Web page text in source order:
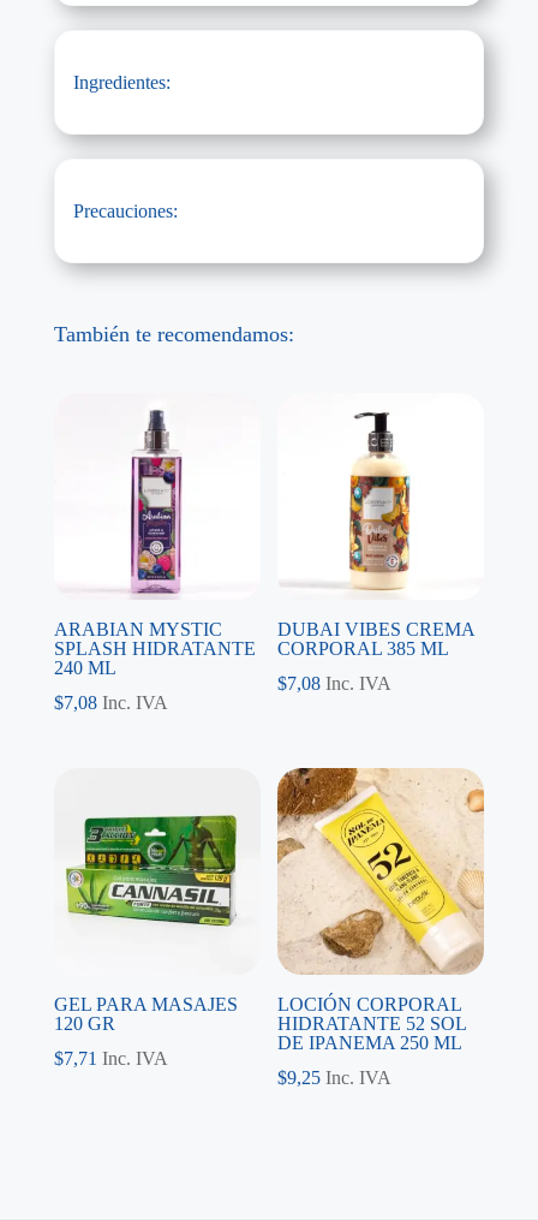
Ingredientes:
Precauciones:
También te recomendamos:
ARABIAN MYSTIC
SPLASH HIDRATANTE
240 ML
$7,08 Inc. IVA
DUBAI VIBES CREMA
CORPORAL 385 ML
$7,08 Inc. IVA
GEL PARA MASAJES
120 GR
$7,71 Inc. IVA
LOCIÓN CORPORAL
HIDRATANTE 52 SOL
DE IPANEMA 250 ML
$9,25 Inc. IVA